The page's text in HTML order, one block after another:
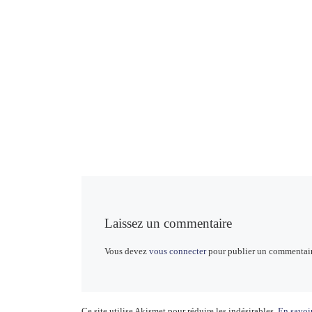
Laissez un commentaire
Vous devez vous connecterpour publier un